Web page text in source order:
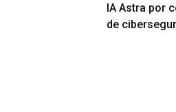
IA Astra por
de